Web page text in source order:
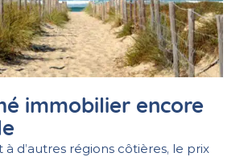
immobilier encore
d’autres régions côtières, le prix